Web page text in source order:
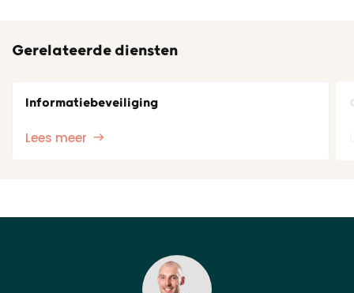
Gerelateerde diensten
Informatiebeveiliging
Lees meer